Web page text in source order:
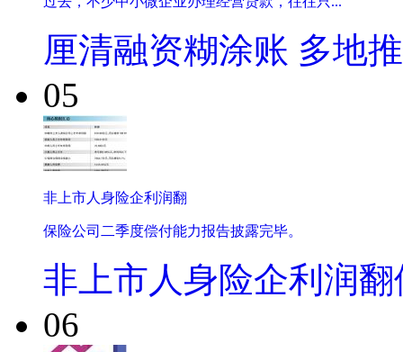
厘清融资糊涂账 多地
05
非上市人身险企利润翻
保险公司二季度偿付能力报告披露完毕。
非上市人身险企利润
06